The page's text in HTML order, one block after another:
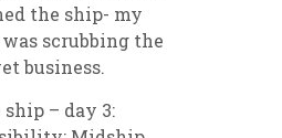
the ship- my
scrubbing the
business.
– day 3: